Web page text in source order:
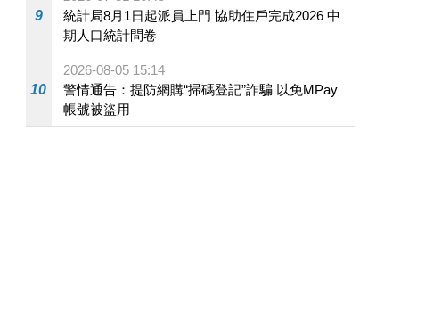
9
統計局8月1日起派員上門 協助住戶完成2026 中
期人口統計問卷
10
2026-08-05 15:14
警情通告：提防網購“掃碼登記”詐騙 以免MPay
帳號被盜用